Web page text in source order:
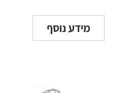
מידע נוסף